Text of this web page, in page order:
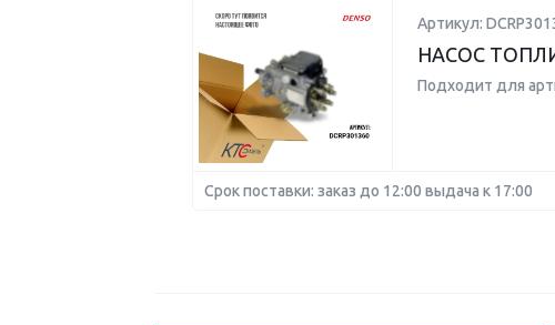
Артикул:
НАСОС
Подходит для
Срок поставки: заказ до 12:00 выдача к 17:00